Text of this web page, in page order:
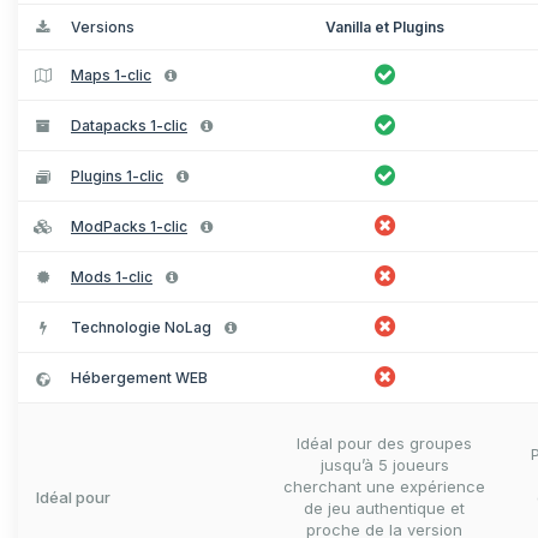
Versions Vanilla et Plugins
Maps 1-clic
Datapacks 1-clic
Plugins 1-clic
ModPacks 1-clic
Mods 1-clic
Technologie NoLag
Hébergement WEB
Idéal pour
Idéal pour des groupes
jusqu’à 5 joueurs
cherchant une expérience
de jeu authentique et
proche de la version